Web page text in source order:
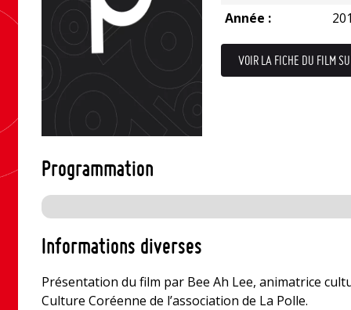
Année :
VOIR LA FICHE DU FILM
Programmation
Informations diverses
Présentation du film par Bee Ah Lee, animatrice
Culture Coréenne de l’association de La Polle.